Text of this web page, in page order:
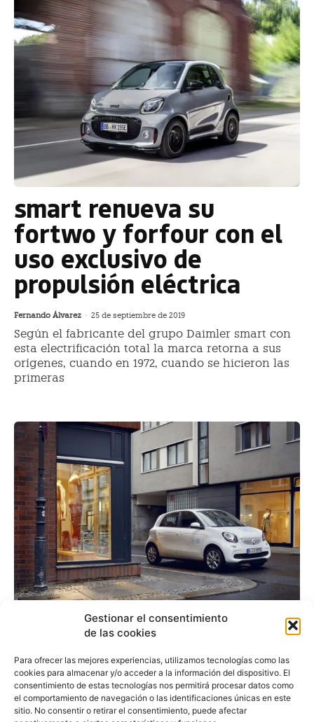
Gestionar el consentimiento
de las cookies
Para ofrecer las mejores experiencias, utilizamos tecnologías como las
cookies para almacenar y/o acceder a la información del dispositivo. El
consentimiento de estas tecnologías nos permitirá procesar datos como
el comportamiento de navegación o las identificaciones únicas en este
sitio. No consentir o retirar el consentimiento, puede afectar
smart renueva su
fortwo y forfour con el
uso exclusivo de
propulsión eléctrica
Fernando Álvarez - 25 de septiembre de 2019
Según el fabricante del grupo Daimler smart con
esta electrificación total la marca retorna a sus
orígenes, cuando en 1972, cuando se hicieron las
primeras
Car2go amplia su flota
en Madrid con 450
nuevos smart EQ